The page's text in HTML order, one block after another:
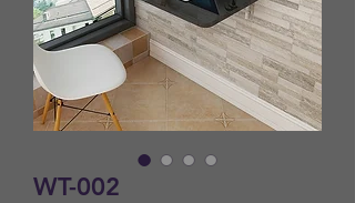
WT-002